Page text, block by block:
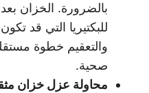
بالضرورة. الخزان
للبكتيريا التي قد
والتعقيم خطوة
صحية.
محاولة عزل خزان